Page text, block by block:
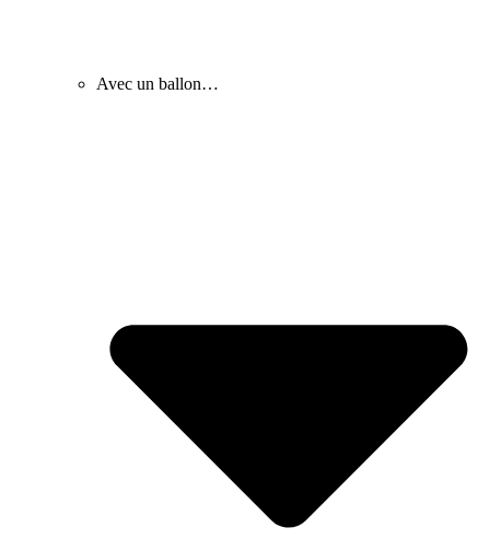
Avec un ballon…